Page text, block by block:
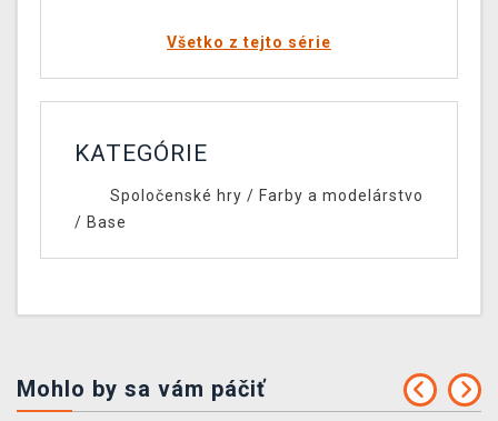
Všetko z tejto série
KATEGÓRIE
Spoločenské hry / Farby a modelárstvo
/ Base
Mohlo by sa vám páčiť